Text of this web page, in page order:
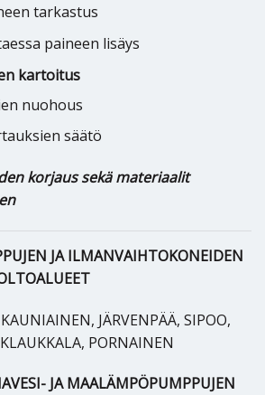
tarkastus
paineen lisäys
kartoitus
nuohous
säätö
korjaus sekä materiaalit
JA ILMANVAIHTOKONEIDEN
JÄRVENPÄÄ, SIPOO,
PORNAINEN
JA MAALÄMPÖPUMPPUJEN